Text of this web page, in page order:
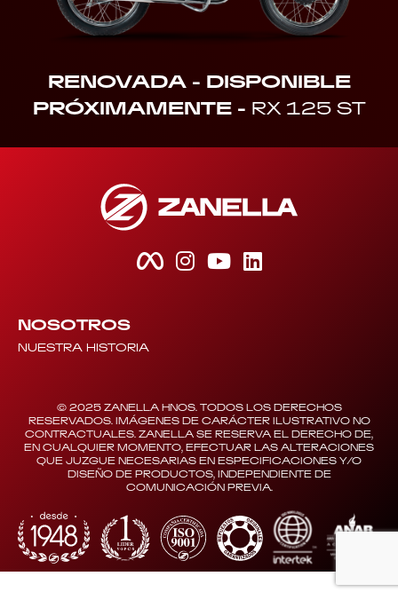
RENOVADA - DISPONIBLE
PRÓXIMAMENTE - RX 125 ST
NOSOTROS
NUESTRA HISTORIA
© 2025 ZANELLA HNOS. TODOS LOS DERECHOS
RESERVADOS. IMÁGENES DE CARÁCTER ILUSTRATIVO NO
CONTRACTUALES. ZANELLA SE RESERVA EL DERECHO DE,
EN CUALQUIER MOMENTO, EFECTUAR LAS ALTERACIONES
QUE JUZGUE NECESARIAS EN ESPECIFICACIONES Y/O
DISEÑO DE PRODUCTOS, INDEPENDIENTE DE
COMUNICACIÓN PREVIA.